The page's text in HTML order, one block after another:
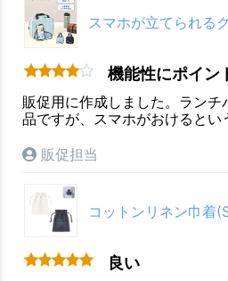
スマホが立てられる
機能性にポイン
販促用に作成しました。ラン
品ですが、スマホがおけるとい
販促担当
コットンリネン巾着
良い